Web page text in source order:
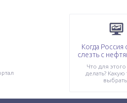
Когда
слезть с
Что для
делать? Какую